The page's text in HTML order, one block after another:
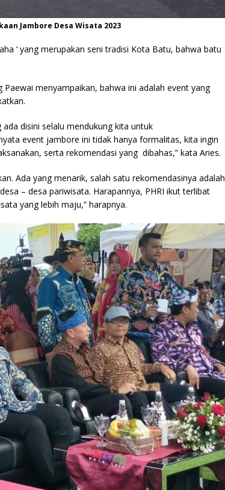
Jambore Desa Wisata 2023
‘ yang merupakan seni tradisi Kota Batu, bahwa batu
menyampaikan, bahwa ini adalah event yang
disini selalu mendukung kita untuk
event jambore ini tidak hanya formalitas, kita ingin
serta rekomendasi yang dibahas,” kata Aries.
Ada yang menarik, salah satu rekomendasinya adalah
– desa pariwisata. Harapannya, PHRI ikut terlibat
yang lebih maju,” harapnya.